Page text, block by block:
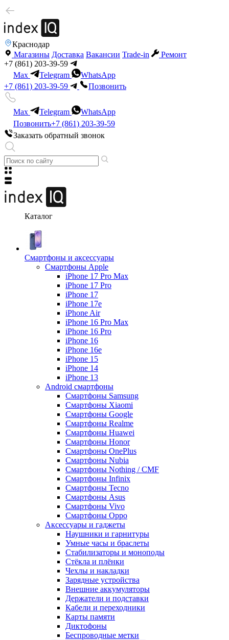
Краснодар
Магазины Доставка Вакансии Trade-in
Ремонт
+7 (861) 203-39-59
Max
Telegram
WhatsApp
+7 (861) 203-39-59
Позвонить
Max Telegram
WhatsApp
Позвонить+7 (861) 203-39-59
Заказать обратный звонок
Каталог
Смартфоны и аксессуары
Смартфоны Apple
iPhone 17 Pro Max
iPhone 17 Pro
iPhone 17
iPhone 17e
iPhone Air
iPhone 16 Pro Max
iPhone 16 Pro
iPhone 16
iPhone 16e
iPhone 15
iPhone 14
iPhone 13
Android cмартфоны
Смартфоны Samsung
Смартфоны Xiaomi
Смартфоны Google
Смартфоны Realme
Смартфоны Huawei
Смартфоны Honor
Смартфоны OnePlus
Смартфоны Nubia
Смартфоны Nothing / CMF
Смартфоны Infinix
Смартфоны Tecno
Смартфоны Asus
Смартфоны Vivo
Смартфоны Oppo
Аксессуары и гаджеты
Наушники и гарнитуры
Умные часы и браслеты
Стабилизаторы и моноподы
Стёкла и плёнки
Чехлы и накладки
Зарядные устройства
Внешние аккумуляторы
Держатели и подставки
Кабели и переходники
Карты памяти
Диктофоны
Беспроводные метки